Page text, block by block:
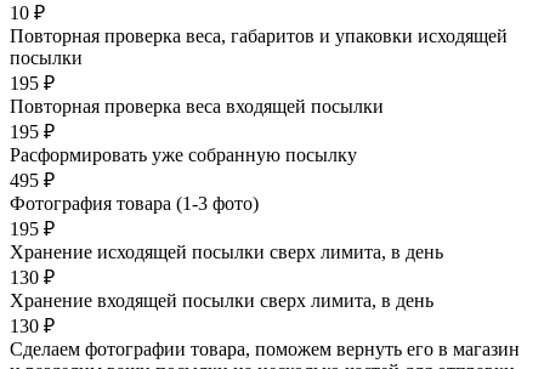
10 ₽
Повторная проверка веса, габаритов и упаковки исходящей
посылки
195 ₽
Повторная проверка веса входящей посылки
195 ₽
Расформировать уже собранную посылку
495 ₽
Фотография товара (1-3 фото)
195 ₽
Хранение исходящей посылки сверх лимита, в день
130 ₽
Хранение входящей посылки сверх лимита, в день
130 ₽
Сделаем фотографии товара, поможем вернуть его в магазин